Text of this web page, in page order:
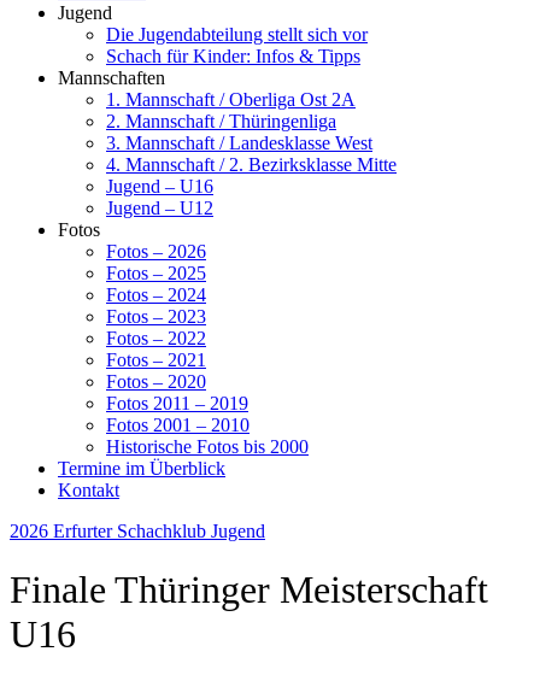
Jugend
Die Jugendabteilung stellt sich vor
Schach für Kinder: Infos & Tipps
Mannschaften
1. Mannschaft / Oberliga Ost 2A
2. Mannschaft / Thüringenliga
3. Mannschaft / Landesklasse West
4. Mannschaft / 2. Bezirksklasse Mitte
Jugend – U16
Jugend – U12
Fotos
Fotos – 2026
Fotos – 2025
Fotos – 2024
Fotos – 2023
Fotos – 2022
Fotos – 2021
Fotos – 2020
Fotos 2011 – 2019
Fotos 2001 – 2010
Historische Fotos bis 2000
Termine im Überblick
Kontakt
2026 Erfurter Schachklub Jugend
Finale Thüringer Meisterschaft
U16